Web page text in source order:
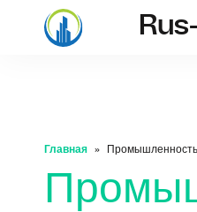
Главная Промышленность